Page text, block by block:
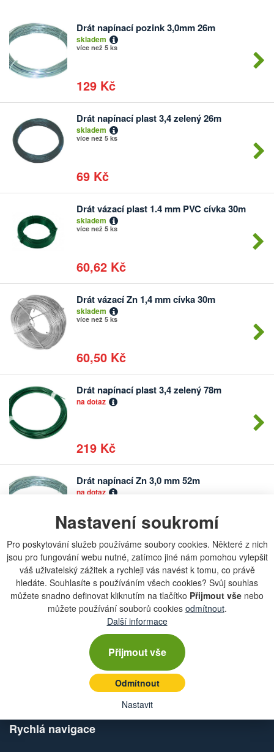
Nastavení soukromí
Pro poskytování služeb používáme soubory cookies. Některé z nich
jsou pro fungování webu nutné, zatímco jiné nám pomohou vylepšit
váš uživatelský zážitek a rychleji vás navést k tomu, co právě
hledáte. Souhlasíte s používáním všech cookies? Svůj souhlas
můžete snadno definovat kliknutím na tlačítko Přijmout vše nebo
můžete používání souborů cookies odmítnout.
Další informace
Přijmout vše
Odmítnout
Nastavit
Drát napínací pozink 3,0mm 26m
skladem
více než 5 ks
129 Kč
Počet
kusů
Drát napínací plast 3,4 zelený 26m
skladem
více než 5 ks
69 Kč
Počet
kusů
Drát vázací plast 1.4 mm PVC cívka 30m
skladem
více než 5 ks
60,62 Kč
Počet
kusů
Drát vázací Zn 1,4 mm cívka 30m
skladem
více než 5 ks
60,50 Kč
Počet
kusů
Drát napínací plast 3,4 zelený 78m
na dotaz
219 Kč
Počet
kusů
Drát napínací Zn 3,0 mm 52m
na dotaz
179 Kč
Počet
kusů
Chcete dostávat lákavé nabídky přímo do své e-
mailové schránky?
Zobrazit aktuální newsletter
Rychlá navigace